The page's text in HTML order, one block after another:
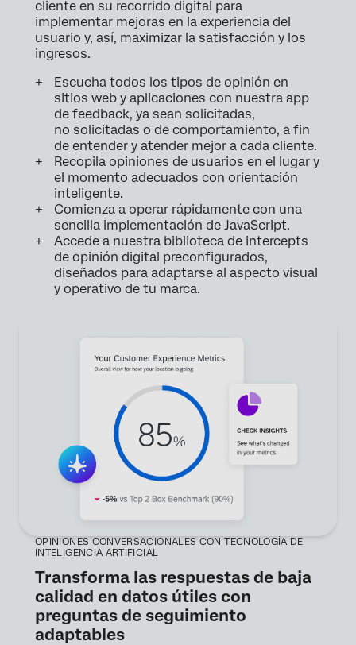
cliente en su recorrido digital para
implementar mejoras en la experiencia del
usuario y, así, maximizar la satisfacción y los
ingresos.
Escucha todos los tipos de opinión en
sitios web y aplicaciones con nuestra app
de feedback, ya sean solicitadas,
no solicitadas o de comportamiento, a fin
de entender y atender mejor a cada cliente.
Recopila opiniones de usuarios en el lugar y
el momento adecuados con orientación
inteligente.
Comienza a operar rápidamente con una
sencilla implementación de JavaScript.
Accede a nuestra biblioteca de intercepts
de opinión digital preconfigurados,
diseñados para adaptarse al aspecto visual
y operativo de tu marca.
OPINIONES CONVERSACIONALES CON TECNOLOGÍA DE
INTELIGENCIA ARTIFICIAL
Transforma las respuestas de baja
calidad en datos útiles con
preguntas de seguimiento
adaptables